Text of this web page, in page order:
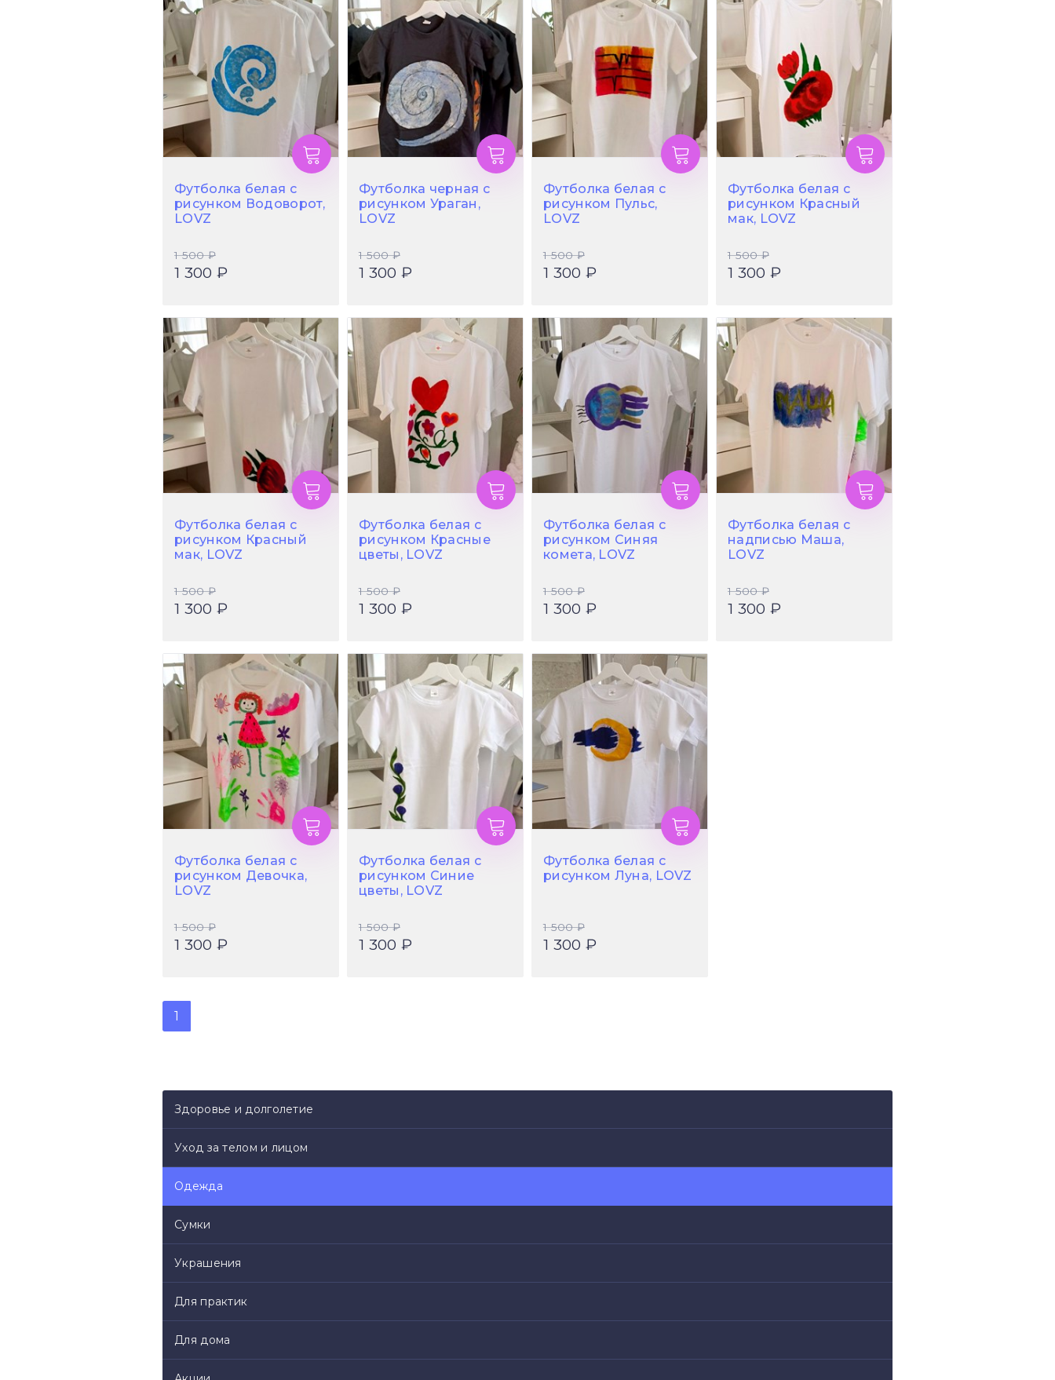
Здоровье и долголетие
Уход за телом и лицом
Одежда
Сумки
Украшения
Для практик
Для дома
Футболка белая с
рисунком Водоворот,
LOVZ
1 500 ₽
1 300 ₽
Футболка черная с
рисунком Ураган,
LOVZ
1 500 ₽
1 300 ₽
Футболка белая с
рисунком Пульс,
LOVZ
1 500 ₽
1 300 ₽
Футболка белая с
рисунком Красный
мак, LOVZ
1 500 ₽
1 300 ₽
Футболка белая с
рисунком Красный
мак, LOVZ
1 500 ₽
1 300 ₽
Футболка белая с
рисунком Красные
цветы, LOVZ
1 500 ₽
1 300 ₽
Футболка белая с
рисунком Синяя
комета, LOVZ
1 500 ₽
1 300 ₽
Футболка белая с
надписью Маша,
LOVZ
1 500 ₽
1 300 ₽
Футболка белая с
рисунком Девочка,
LOVZ
1 500 ₽
1 300 ₽
Футболка белая с
рисунком Синие
цветы, LOVZ
1 500 ₽
1 300 ₽
Футболка белая с
рисунком Луна, LOVZ
1 500 ₽
1 300 ₽
1